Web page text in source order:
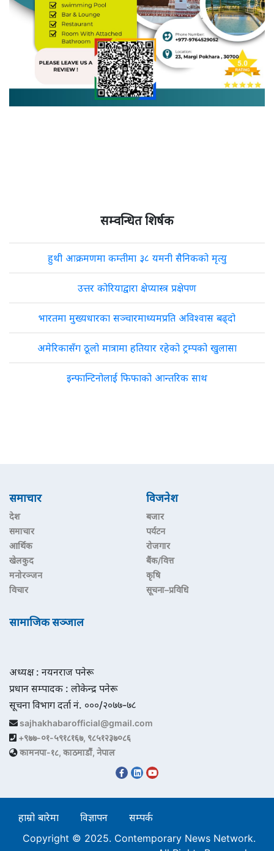
सम्वन्धित शिर्षक
हुथी आक्रमणमा कम्तीमा ३८ यमनी सैनिकको मृत्यु
उत्तर कोरियाद्वारा क्षेप्यास्त्र प्रक्षेपण
भारतमा मुख्यधारका सञ्चारमाध्यमप्रति अविश्वास बढ्दो
अमेरिकासँग ठूलो मात्रामा हतियार रहेको ट्रम्पको खुलासा
इन्फान्टिनोलाई फिफाको आन्तरिक साथ
समाचार
देश
समाचार
आर्थिक
खेलकुद
मनोरञ्जन
विचार
विजनेश
बजार
पर्यटन
रोजगार
बैंक/वित्त
कृषि
सूचना–प्रविधि
सामाजिक सञ्जाल
अध्यक्ष : नयनराज पनेरू
प्रधान सम्पादक : लोकेन्द्र पनेरू
सूचना विभाग दर्ता नं. ०००/२०७७-७८
sajhakhabarofficial@gmail.com
+९७७-०१-५९१८१६७, ९८५१२३७०८६
कामनपा-१८, काठमाडौं, नेपाल
हाम्रो बारेमा विज्ञापन
सम्पर्क
Copyright © 2025. Contemporary News Network.